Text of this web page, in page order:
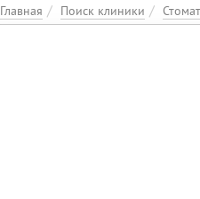
Главная Поиск клиники